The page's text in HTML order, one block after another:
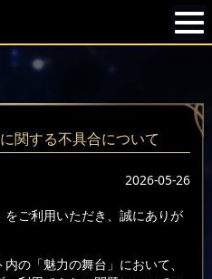
関する不具合について
2026-05-26
ご利用いただき、誠にありが
の「魅力の舞台」において、